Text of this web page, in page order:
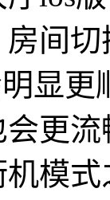
间
显
更
机模